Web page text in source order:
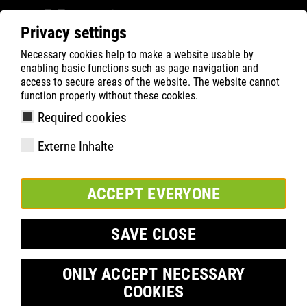
Privacy settings
Necessary cookies help to make a website usable by
enabling basic functions such as page navigation and
access to secure areas of the website. The website cannot
function properly without these cookies.
Required cookies
Externe Inhalte
ACCEPT EVERYONE
SAVE CLOSE
ONLY ACCEPT NECESSARY
COOKIES
ATLAS Technologie Materials Cordura upper